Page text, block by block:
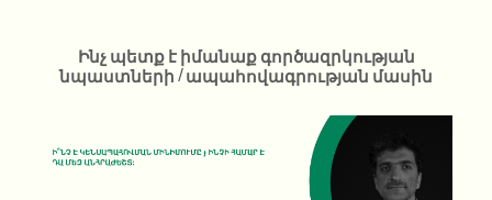
Ինչ պետք է իմանաք գործազրկության
նպաստների / ապահովագրության մասին